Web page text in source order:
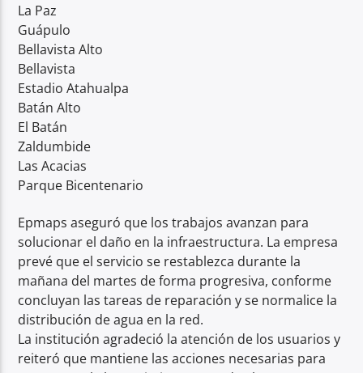
La Paz
Guápulo
Bellavista Alto
Bellavista
Estadio Atahualpa
Batán Alto
El Batán
Zaldumbide
Las Acacias
Parque Bicentenario
Epmaps aseguró que los trabajos avanzan para
solucionar el daño en la infraestructura. La empresa
prevé que el servicio se restablezca durante la
mañana del martes de forma progresiva, conforme
concluyan las tareas de reparación y se normalice la
distribución de agua en la red.
La institución agradeció la atención de los usuarios y
reiteró que mantiene las acciones necesarias para